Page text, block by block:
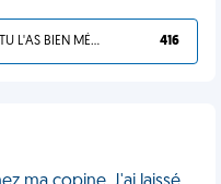
TU L'AS BIEN MÉRITÉ 416